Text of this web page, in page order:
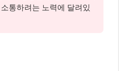
통하려는 노력에 달려있